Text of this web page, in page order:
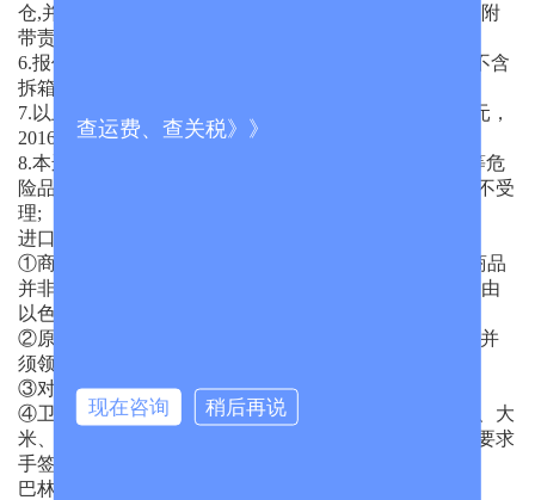
仓,并提供易碎保函，如没提前确认所产生的一切后果及附
带责任,由委托方自行承担；
6.报价表上所列航程为预计航行天数，中转港的航程均不含
拆箱以及二程转运时间，请留意;
7.以上运价起运地均为深圳，除特别注明外，币种为美元，
2016-7-1开始，正式收取VGM申报费 USD30/SET;
8.本运价仅适用于普通货物，蓄电池/打火机/墨水/油漆等危
险品或液状、粉沫状等疑危险品以及国家禁运的货物恕不受
理;
进口要求及限制:
①商业发票(4份)，发票上应注明有关以色列的声明：“商品
并非以色列产品，亦不包含以色列生产的原料，更 不是由
以色列提供的”，发票须由商会认证；
②原产地证 明书(1-2份)，需注明有关于以色列的声明，并
须领事 认证；
③对某些活牲畜，要求出具健康证明书；
④卫生检验证明书，用于植物、植株部分和种子、面粉、大
米、新鲜、速冻或冷冻的肉、鱼、鸡。上述所有单据均要求
手签。
巴林关税起征点|巴林进口关税_增值税查询
查运费、查关税》》
现在咨询 稍后再说